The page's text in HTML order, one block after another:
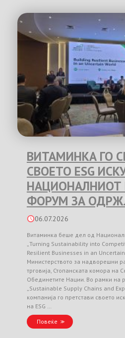
ВИТАМИНКА ГО
СВОЕТО ESG
НАЦИОНАЛНИОТ
ФОРУМ ЗА
06.07.2026
Витаминка беше дел од
„Turning Sustainability into
Resilient Businesses in an
Министерството за надворешни
трговија, Стопанската комора на
Обединетите Нации. Во рамки на
„Sustainable Supply Chains and
компанија го претстави своето
на ESG …
Повеќе